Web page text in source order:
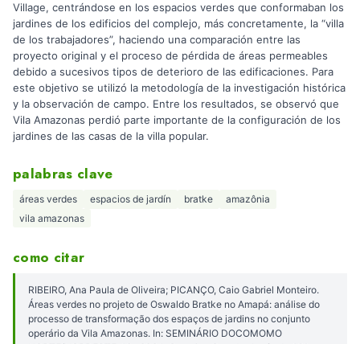
Village, centrándose en los espacios verdes que conformaban los
jardines de los edificios del complejo, más concretamente, la “villa
de los trabajadores”, haciendo una comparación entre las
proyecto original y el proceso de pérdida de áreas permeables
debido a sucesivos tipos de deterioro de las edificaciones. Para
este objetivo se utilizó la metodología de la investigación histórica
y la observación de campo. Entre los resultados, se observó que
Vila Amazonas perdió parte importante de la configuración de los
jardines de las casas de la villa popular.
palabras clave
áreas verdes espacios de jardín bratke
amazônia
vila amazonas
como citar
RIBEIRO, Ana Paula de Oliveira; PICANÇO, Caio Gabriel Monteiro.
Áreas verdes no projeto de Oswaldo Bratke no Amapá: análise do
processo de transformação dos espaços de jardins no conjunto
operário da Vila Amazonas. In: SEMINÁRIO DOCOMOMO